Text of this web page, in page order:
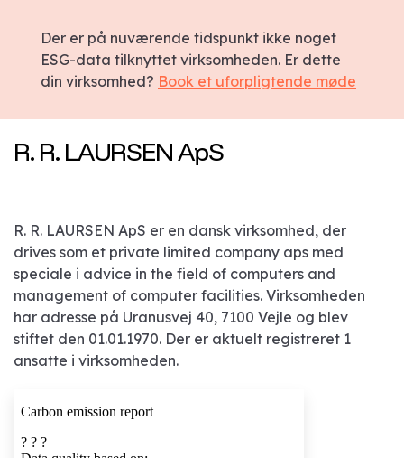
Der er på nuværende tidspunkt ikke noget
ESG-data tilknyttet virksomheden. Er dette
din virksomhed? Book et uforpligtende møde
R. R. LAURSEN ApS
R. R. LAURSEN ApS er en dansk virksomhed, der
drives som et private limited company aps med
speciale i advice in the field of computers and
management of computer facilities. Virksomheden
har adresse på Uranusvej 40, 7100 Vejle og blev
stiftet den 01.01.1970. Der er aktuelt registreret 1
ansatte i virksomheden.